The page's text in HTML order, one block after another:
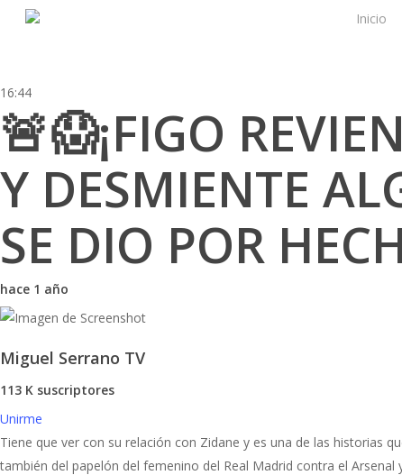
Inicio
16:44
🚨😱¡FIGO
Y DESMIENTE
SE DIO POR
hace 1 año
Miguel Serrano TV
113 K suscriptores
Unirme
Tiene que ver con su relación con Zidane y es una de las historias
también del papelón del femenino del Real Madrid contra el